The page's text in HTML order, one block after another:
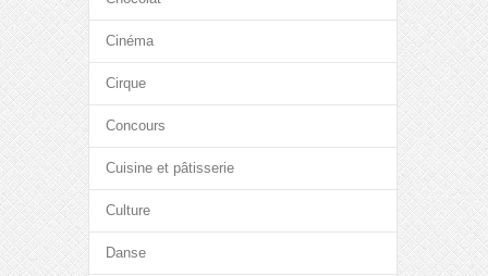
Cinéma
Cirque
Concours
Cuisine et pâtisserie
Culture
Danse